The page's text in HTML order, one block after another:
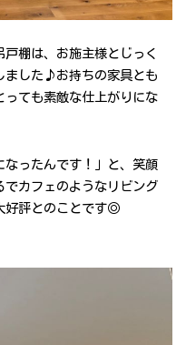
棚は、お施主様とじっく
ました♪ お持ちの家具とも
っても素敵な仕上がりにな
なったんです！」と、笑顔
でカフェのようなリビング
好評とのことです◎